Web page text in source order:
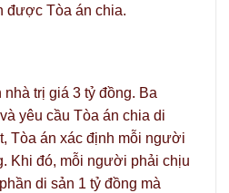
được Tòa án chia.
trị giá 3 tỷ đồng. Ba
yêu cầu Tòa án chia di
Tòa án xác định mỗi người
Khi đó, mỗi người phải chịu
di sản 1 tỷ đồng mà